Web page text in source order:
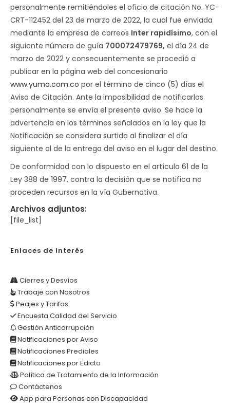
personalmente remitiéndoles el oficio de citación No. YC-
CRT-112452 del 23 de marzo de 2022, la cual fue enviada
mediante la empresa de correos Inter rapidísimo, con el
siguiente número de guía 700072479769, el día 24 de
marzo de 2022 y consecuentemente se procedió a
publicar en la página web del concesionario
www.yuma.com.co por el término de cinco (5) días el
Aviso de Citación. Ante la imposibilidad de notificarlos
personalmente se envía el presente aviso. Se hace la
advertencia en los términos señalados en la ley que la
Notificación se considera surtida al finalizar el día
siguiente al de la entrega del aviso en el lugar del destino.
De conformidad con lo dispuesto en el artículo 61 de la
Ley 388 de 1997, contra la decisión que se notifica no
proceden recursos en la vía Gubernativa.
Archivos adjuntos:
[file_list]
Enlaces de Interés
Cierres y Desvíos
Trabaje con Nosotros
Peajes y Tarifas
Encuesta Calidad del Servicio
Gestión Anticorrupción
Notificaciones por Aviso
Notificaciones Prediales
Notificaciones por Edicto
Política de Tratamiento de la Información
Contáctenos
App para Personas con Discapacidad